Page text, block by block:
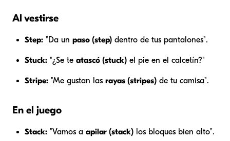
Al vestirse
Step: "Da un paso (step) dentro de tus pantalones".
Stuck: "¿Se te atascó (stuck) el pie en el calcetín?"
Stripe: "Me gustan las rayas (stripes) de tu camisa".
En el juego
Stack: "Vamos a apilar (stack) los bloques bien alto".